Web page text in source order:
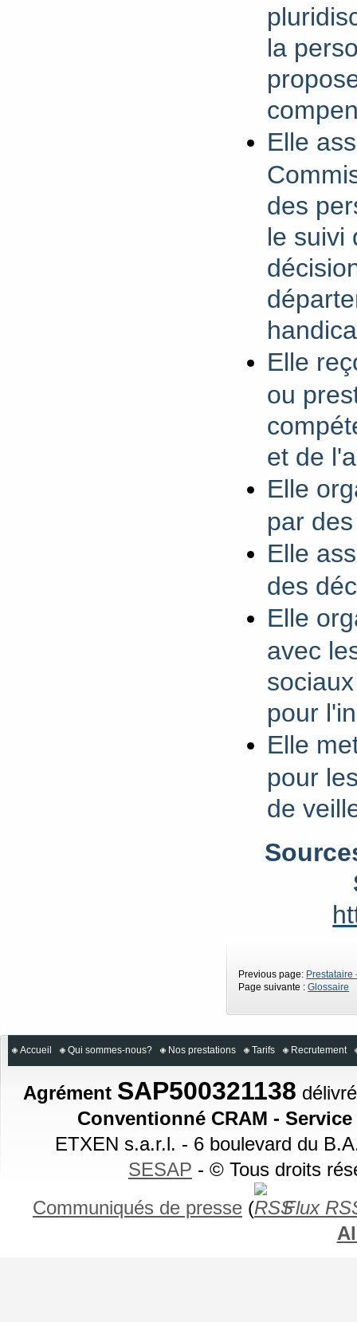
la
Elle
des
le suivi
Elle
ou
et de
Elle
par
Elle
des
Elle
avec
pour
Elle
pour
de
Previous page: Prestataire
Page suivante :Glossaire
Accueil Qui sommes-nous? Nos prestations Tarifs Recrutement
Agrément SAP500321138
Conventionné CRAM -
ETXEN s.a.r.l. - 6 boulevard du
SESAP - © Tous droits
Communiqués de presse (
Flux